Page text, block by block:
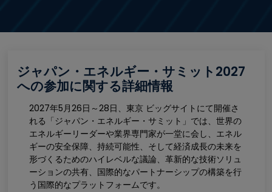
ジャパン・エネルギー・サミット2027
への参加に関する詳細情報
2027年5月26日～28日、東京 ビッグサイトにて開催さ
れる「ジャパン・エネルギー・サミット」では、世界の
エネルギーリーダーや業界専門家が一堂に会し、エネル
ギーの安全保障、持続可能性、そして経済成長の未来を
形づくるためのハイレベルな議論、革新的な技術ソリュ
ーションの共有、国際的なパートナーシップの構築を行
う国際的なプラットフォームです。